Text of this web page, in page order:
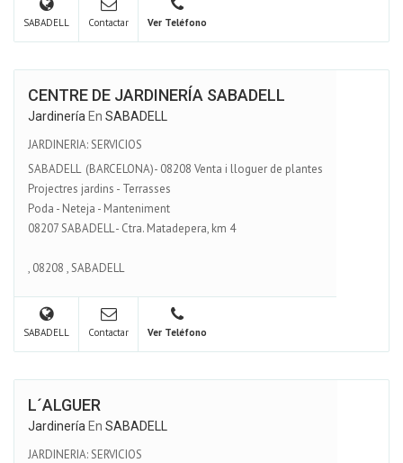
SABADELL Contactar Ver Teléfono
CENTRE DE JARDINERÍA SABADELL
Jardinería En SABADELL
JARDINERIA: SERVICIOS
SABADELL (BARCELONA)- 08208 Venta i lloguer de plantes
Projectres jardins - Terrasses
Poda - Neteja - Manteniment
08207 SABADELL - Ctra. Matadepera, km 4
, 08208 ,SABADELL
SABADELL Contactar Ver Teléfono
L´ALGUER
Jardinería En SABADELL
JARDINERIA: SERVICIOS